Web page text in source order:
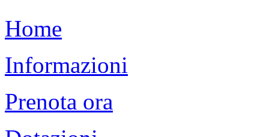
Home
Informazioni
Prenota ora